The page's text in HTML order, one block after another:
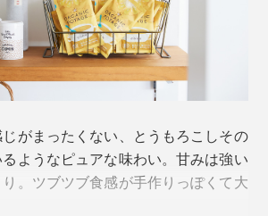
代わりとして、「コスモス食品」が
える乾燥方法に比べて、食品の味・
がまったくない、とうもろこしその
ようなピュアな味わい。甘みは強い
。ツブツブ食感が手作りっぽくて大